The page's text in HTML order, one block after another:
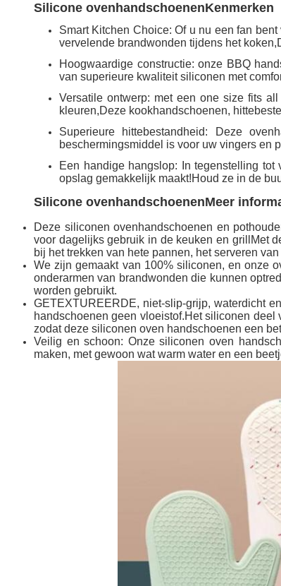
Silicone ovenhandschoenenKenmerken
Smart Kitchen Choice: Of u nu een fan
vervelende brandwonden tijdens het
Hoogwaardige constructie: onze BBQ
van superieure kwaliteit siliconen met
Versatile ontwerp: met een one size fits
kleuren,Deze kookhandschoenen,
Superieure hittebestandheid: Deze
beschermingsmiddel is voor uw vingers en
Een handige hangslop: In tegenstelling
opslag gemakkelijk maakt!Houd ze in de
Silicone ovenhandschoenenMeer
Deze siliconen ovenhandschoenen en
voor dagelijks gebruik in de keuken en grillMet
bij het trekken van hete pannen, het serveren
We zijn gemaakt van 100% siliconen, en onze
onderarmen van brandwonden die kunnen
worden gebruikt.
GETEXTUREERDE, niet-slip-grijp, waterdicht
handschoenen geen vloeistof.Het siliconen
zodat deze siliconen oven handschoenen een
Veilig en schoon: Onze siliconen oven
maken, met gewoon wat warm water en een